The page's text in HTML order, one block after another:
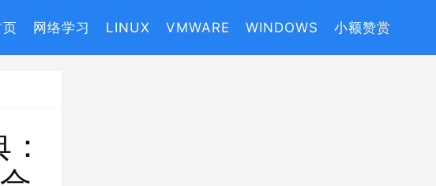
页 网络学习 LINUX VMWARE WINDOWS 小额赞赏